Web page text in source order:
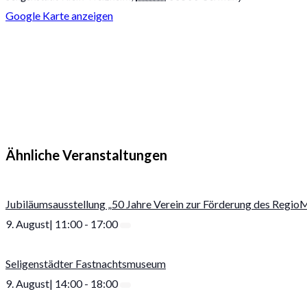
Google Karte anzeigen
Ähnliche Veranstaltungen
Jubiläumsausstellung „50 Jahre Verein zur Förderung des
9. August| 11:00- 17:00
Seligenstädter Fastnachtsmuseum
9. August| 14:00- 18:00